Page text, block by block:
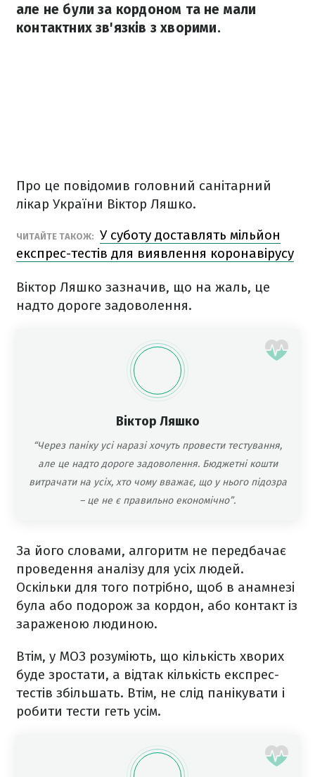
але не були за кордоном та не мали
контактних зв'язків з хворими.
Про це повідомив головний санітарний
лікар України Віктор Ляшко.
ЧИТАЙТЕ ТАКОЖ: У суботу доставлять мільйон
експрес-тестів для виявлення коронавірусу
Віктор Ляшко зазначив, що на жаль, це
надто дороге задоволення.
Віктор Ляшко
“Через паніку усі наразі хочуть провести тестування,
але це надто дороге задоволення. Бюджетні кошти
витрачати на усіх, хто чому вважає, що у нього підозра
– це не є правильно економічно”.
За його словами, алгоритм не передбачає
проведення аналізу для усіх людей.
Оскільки для того потрібно, щоб в анамнезі
була або подорож за кордон, або контакт із
зараженою людиною.
Втім, у МОЗ розуміють, що кількість хворих
буде зростати, а відтак кількість експрес-
тестів збільшать. Втім, не слід панікувати і
робити тести геть усім.